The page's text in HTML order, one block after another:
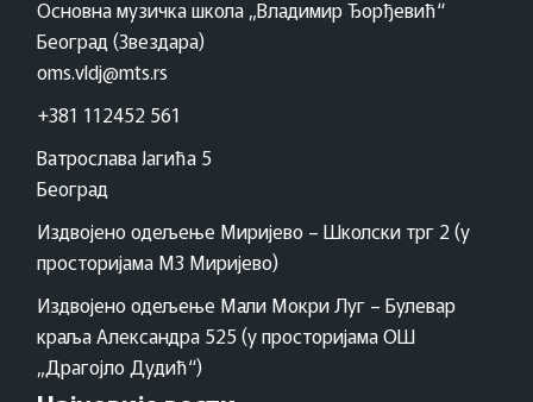
Основна музичка школа „Владимир Ђорђевић“
Београд (Звездара)
oms.vldj@mts.rs
+381 112452 561
Ватрослава Јагића 5
Београд
Издвојено одељење Миријево – Школски трг 2 (у
просторијама МЗ Миријево)
Издвојено одељење Мали Мокри Луг – Булевар
краља Александра 525 (у просторијама ОШ
„Драгојло Дудић“)